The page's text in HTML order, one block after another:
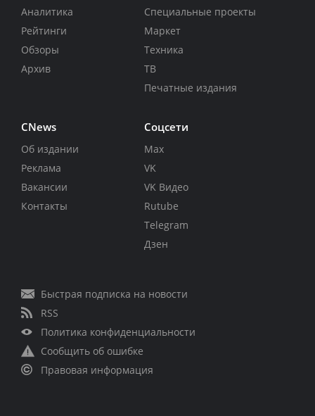
Аналитика
Рейтинги
Обзоры
Архив
Специальные проекты
Маркет
Техника
ТВ
Печатные издания
CNews
Об издании
Реклама
Вакансии
Контакты
Соцсети
Max
VK
VK Видео
Rutube
Telegram
Дзен
Быстрая подписка на новости
RSS
Политика конфиденциальности
Сообщить об ошибке
Правовая информация